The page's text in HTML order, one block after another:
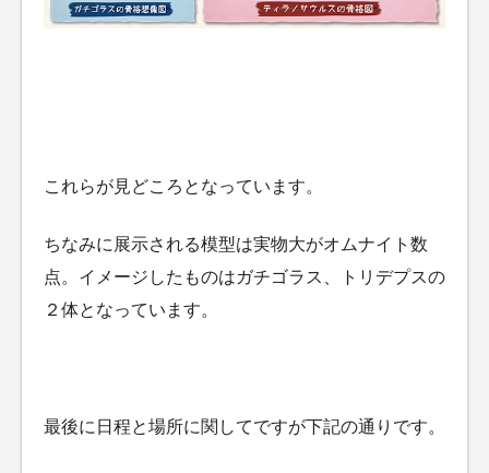
これらが見どころとなっています。
ちなみに展示される模型は実物大がオムナイト数
点。イメージしたものはガチゴラス、トリデプスの
２体となっています。
最後に日程と場所に関してですが下記の通りです。